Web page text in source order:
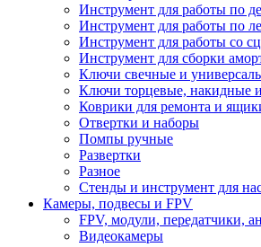
Инструмент для работы по
Инструмент для работы по
Инструмент для работы со
Инструмент для сборки
Ключи свечные и
Ключи торцевые, накидные
Коврики для ремонта и
Отвертки и наборы
Помпы ручные
Развертки
Разное
Стенды и инструмент для
Камеры, подвесы и FPV
FPV, модули, передатчики,
Видеокамеры